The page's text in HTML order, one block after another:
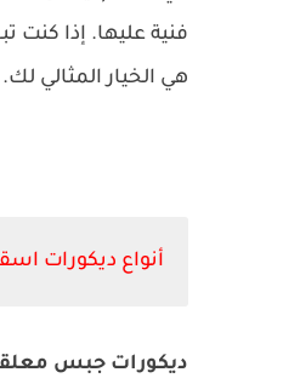
فنية عليها. إذا
هي الخيار المثالي لك.
أنواع ديكورات
ديكورات جبس